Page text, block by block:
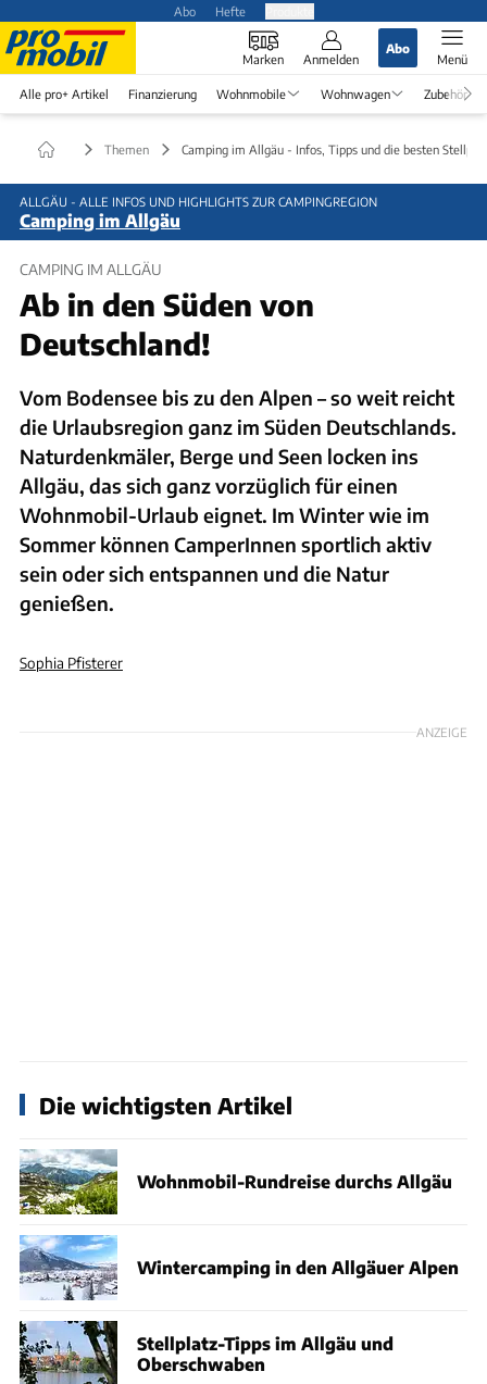
Abo Hefte
Marken Anmelden
Abo
Menü
Alle pro+ Artikel Finanzierung Wohnmobile Wohnwagen Zubehör
Themen Camping im Allgäu - Infos, Tipps und die besten
ALLGÄU - ALLE INFOS UND HIGHLIGHTS ZUR CAMPINGREGION
Camping im Allgäu
CAMPING IM ALLGÄU
Ab in den Süden von
Deutschland!
Vom Bodensee bis zu den Alpen – so weit reicht
die Urlaubsregion ganz im Süden Deutschlands.
Naturdenkmäler, Berge und Seen locken ins
Allgäu, das sich ganz vorzüglich für einen
Wohnmobil-Urlaub eignet. Im Winter wie im
Sommer können CamperInnen sportlich aktiv
sein oder sich entspannen und die Natur
genießen.
Sophia Pfisterer
ANZEIGE
Die wichtigsten Artikel
Wohnmobil-Rundreise durchs Allgäu
Wintercamping in den Allgäuer Alpen
Stellplatz-Tipps im Allgäu und
Oberschwaben